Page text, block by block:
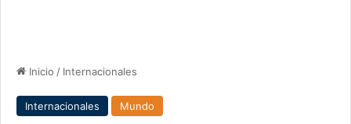
Inicio / Internacionales
Internacionales Mundo